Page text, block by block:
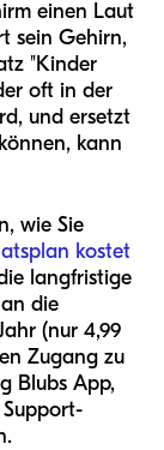
einen Laut
sein Gehirn,
"Kinder
oft in der
und ersetzt
kann
wie Sie
kostet
langfristige
die
(nur 4,99
Zugang zu
Blubs App,